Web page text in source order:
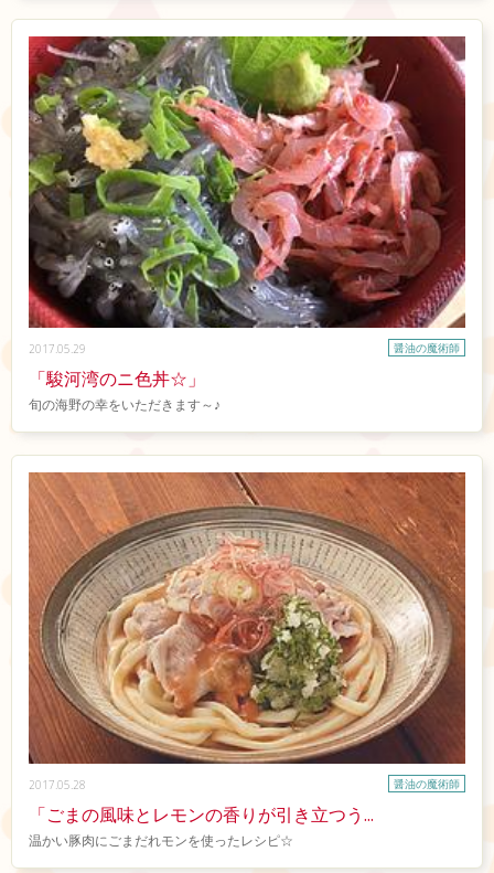
2017.05.29 醤油の魔術師
「駿河湾のニ色丼☆」
旬の海野の幸をいただきます～♪
2017.05.28 醤油の魔術師
「ごまの風味とレモンの香りが引き立つう...
温かい豚肉にごまだれモンを使ったレシピ☆